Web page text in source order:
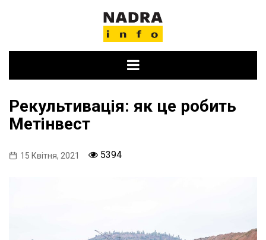
Рекультивація: як це робить
Метінвест
15 Квітня, 2021 5394